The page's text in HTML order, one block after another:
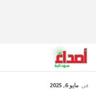
في مايو 6, 2025